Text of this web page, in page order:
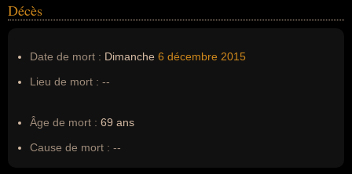
Décès
Date de mort : Dimanche 6 décembre 2015
Lieu de mort : --
Âge de mort : 69 ans
Cause de mort : --